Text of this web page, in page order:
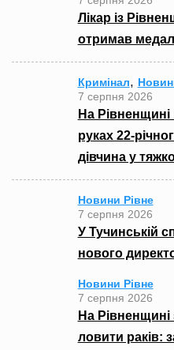
Лікар із
отримав
Кримінал,
7 серпня 2026
На
руках 22-
дівчина у
Новини Рівне
7 серпня 2026
У Тучинській
нового
Новини Рівне
7 серпня 2026
На
ловити раків: